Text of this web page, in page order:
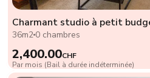
Charmant studio à petit
36m2 0 chambres
2,400.00CHF
Par mois (Bail à durée indéterminée)